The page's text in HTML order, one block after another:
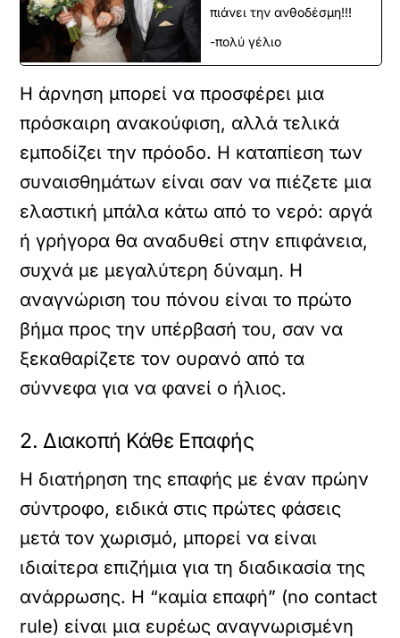
πιάνει την ανθοδέσμη!!!
-πολύ γέλιο
Η άρνηση μπορεί να προσφέρει μια
πρόσκαιρη ανακούφιση, αλλά τελικά
εμποδίζει την πρόοδο. Η καταπίεση των
συναισθημάτων είναι σαν να πιέζετε μια
ελαστική μπάλα κάτω από το νερό: αργά
ή γρήγορα θα αναδυθεί στην επιφάνεια,
συχνά με μεγαλύτερη δύναμη. Η
αναγνώριση του πόνου είναι το πρώτο
βήμα προς την υπέρβασή του, σαν να
ξεκαθαρίζετε τον ουρανό από τα
σύννεφα για να φανεί ο ήλιος.
2. Διακοπή Κάθε Επαφής
Η διατήρηση της επαφής με έναν πρώην
σύντροφο, ειδικά στις πρώτες φάσεις
μετά τον χωρισμό, μπορεί να είναι
ιδιαίτερα επιζήμια για τη διαδικασία της
ανάρρωσης. Η “καμία επαφή” (no contact
rule) είναι μια ευρέως αναγνωρισμένη